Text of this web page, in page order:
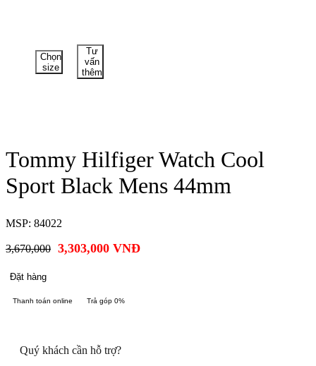
Chọn
size
Tư
vấn
thêm
Tommy Hilfiger Watch Cool
Sport Black Mens 44mm
MSP: 84022
3,670,000 3,303,000 VNĐ
Đặt hàng
Thanh toán online Trả góp 0%
Quý khách cần hỗ trợ?